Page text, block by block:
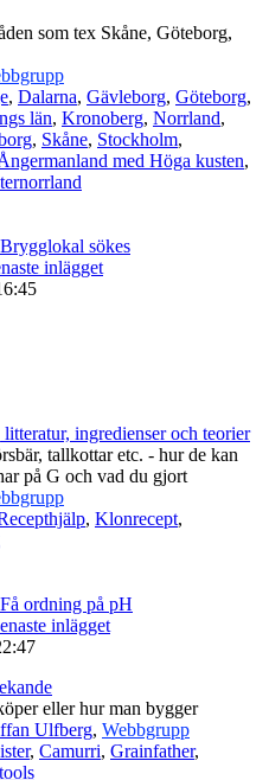
som tex Skåne, Göteborg,
, Dalarna, Gävleborg, Göteborg,
län, Kronoberg, Norrland,
, Skåne, Stockholm,
med Höga kusten,
sökes
inlägget
ingredienser och teorier
tallkottar etc. - hur de kan
på G och vad du gjort
, Klonrecept,
ordning på pH
inlägget
eller hur man bygger
Ulfberg, Webbgrupp
, Camurri, Grainfather,